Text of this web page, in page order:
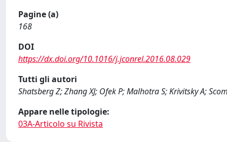
Pagine (a)
168
DOI
https://dx.doi.org/10.1016/j.jconrel.2016.08.029
Tutti gli autori
Shatsberg Z; Zhang XJ; Ofek P; Malhotra S; Krivitsky A;
Appare nelle tipologie:
03A-Articolo su Rivista